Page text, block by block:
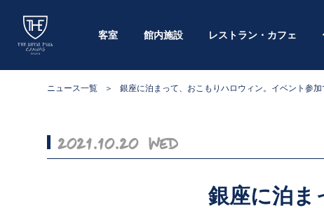
客室 館内施設 レストラン・カフェ
ニュース一覧 銀座に泊まって、おこもりハロウィン。イベント参加
2021.10.20 Wed
銀座に泊ま